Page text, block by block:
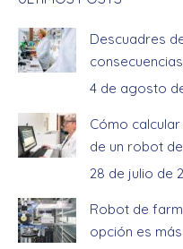
Descuadres
4 de agosto
Cómo
de un robot
28 de julio de
Robot de
opción es